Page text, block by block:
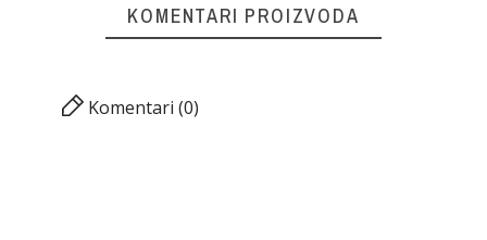
KOMENTARI PROIZVODA
Komentari (0)